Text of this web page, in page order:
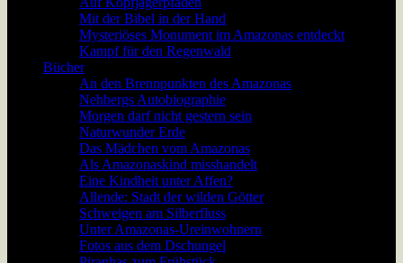
Mit der Bibel in der Hand
Mysteriöses Monument im Amazonas entdeckt
Kampf für den Regenwald
Bücher
An den Brennpunkten des Amazonas
Nehbergs Autobiographie
Morgen darf nicht gestern sein
Naturwunder Erde
Das Mädchen vom Amazonas
Als Amazonaskind misshandelt
Eine Kindheit unter Affen?
Allende: Stadt der wilden Götter
Schweigen am Silberfluss
Unter Amazonas-Ureinwohnern
Fotos aus dem Dschungel